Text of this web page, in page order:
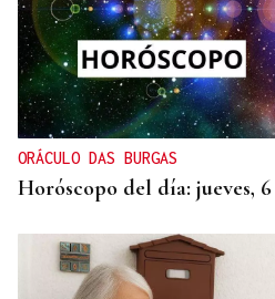
ORÁCULO DAS BURGAS
Horóscopo del día: jueves,